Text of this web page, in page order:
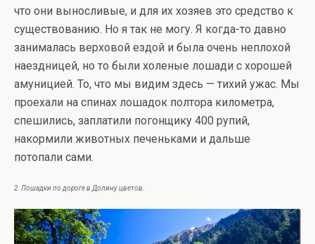
что они выносливые, и для их хозяев это средство к
существованию. Но я так не могу. Я когда-то давно
занималась верховой ездой и была очень неплохой
наездницей, но то были холеные лошади с хорошей
амуницией. То, что мы видим здесь — тихий ужас. Мы
проехали на спинах лошадок полтора километра,
спешились, заплатили погонщику 400 рупий,
накормили животных печеньками и дальше
потопали сами.
2. Лошадки по дороге в Долину цветов.